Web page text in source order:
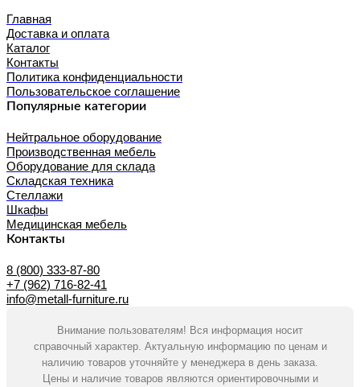
Главная
Доставка и оплата
Каталог
Контакты
Политика конфиденциальности
Пользовательское соглашение
Популярные категории
Нейтральное оборудование
Производственная мебель
Оборудование для склада
Складская техника
Стеллажи
Шкафы
Медицинская мебель
Контакты
8 (800) 333-87-80
+7 (962) 716-82-41
info@metall-furniture.ru
Внимание пользователям! Вся информация носит
справочный характер. Актуальную информацию по ценам и
наличию товаров уточняйте у менеджера в день заказа.
Цены и наличие товаров являются ориентировочными и